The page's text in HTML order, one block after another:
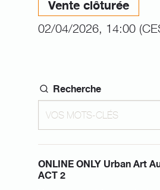
Vente clôturée
02/04/2026, 14:00
Recherche
ONLINE ONLY Urban Art
ACT 2